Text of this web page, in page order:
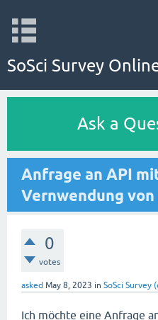
SoSci Survey
Ask a
Anfrage an API
Vernwendung
0
votes
asked May 8, 2023 in SoSci Survey
Ich möchte eine Anfrage